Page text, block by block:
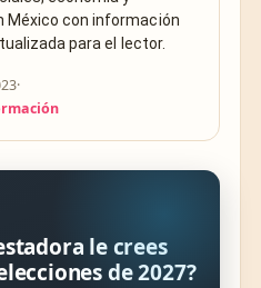
México con información
para el lector.
·
le crees
de 2027?